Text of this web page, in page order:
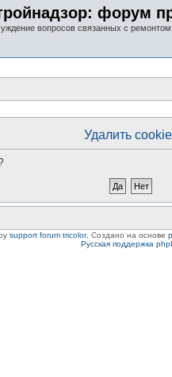
форум
вопросов связанных с ремонтом
Удалить
support forum tricolor, Создано на основе
Русская поддержка